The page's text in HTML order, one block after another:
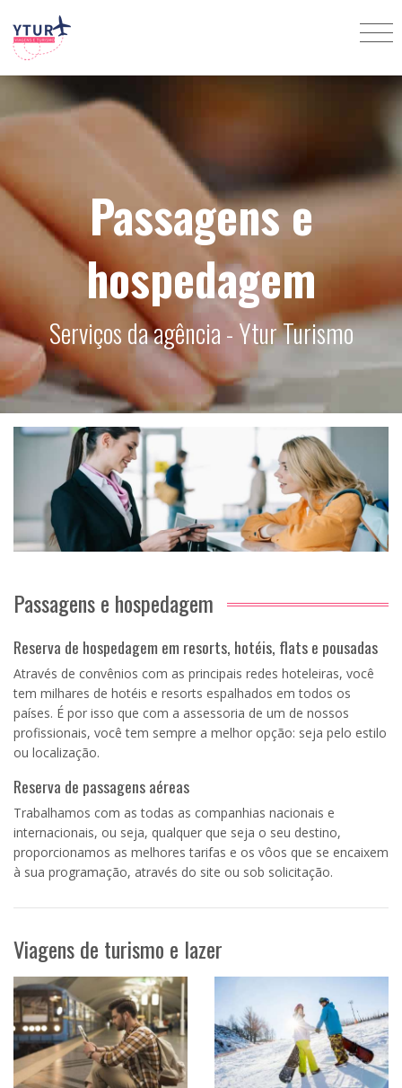
Passagens e
hospedagem
Serviços da agência - Ytur Turismo
Passagens e hospedagem
Reserva de hospedagem em resorts, hotéis, flats e pousadas
Através de convênios com as principais redes hoteleiras, você
tem milhares de hotéis e resorts espalhados em todos os
países. É por isso que com a assessoria de um de nossos
profissionais, você tem sempre a melhor opção: seja pelo estilo
ou localização.
Reserva de passagens aéreas
Trabalhamos com as todas as companhias nacionais e
internacionais, ou seja, qualquer que seja o seu destino,
proporcionamos as melhores tarifas e os vôos que se encaixem
à sua programação, através do site ou sob solicitação.
Viagens de turismo e lazer